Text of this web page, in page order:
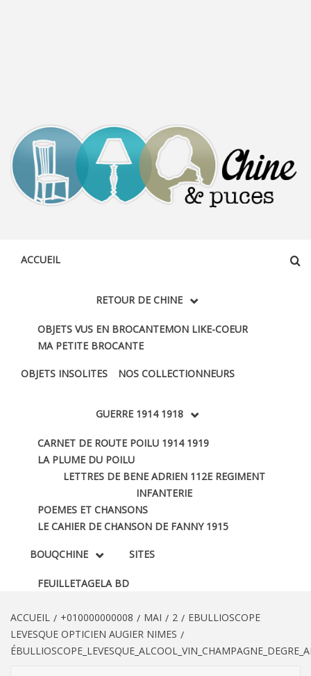
ACCUEIL
RETOUR DE CHINE
OBJETS VUS EN BROCANTEMON LIKE-COEUR
MA PETITE BROCANTE
OBJETS INSOLITES NOS COLLECTIONNEURS
GUERRE 1914 1918
CARNET DE ROUTE POILU 1914 1919
LA PLUME DU POILU
LETTRES DE BENE ADRIEN 112E REGIMENT
INFANTERIE
POEMES ET CHANSONS
LE CAHIER DE CHANSON DE FANNY 1915
BOUQCHINE
FEUILLETAGELA BD
SITES
ACCUEIL +010000000008 MAI 2
EBULLIOSCOPE
LEVESQUE OPTICIEN AUGIER NIMES